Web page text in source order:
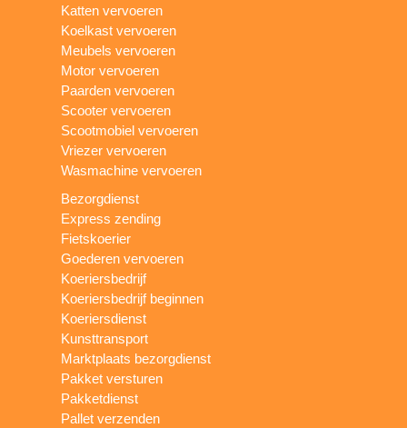
Katten vervoeren
Koelkast vervoeren
Meubels vervoeren
Motor vervoeren
Paarden vervoeren
Scooter vervoeren
Scootmobiel vervoeren
Vriezer vervoeren
Wasmachine vervoeren
Bezorgdienst
Express zending
Fietskoerier
Goederen vervoeren
Koeriersbedrijf
Koeriersbedrijf beginnen
Koeriersdienst
Kunsttransport
Marktplaats bezorgdienst
Pakket versturen
Pakketdienst
Pallet verzenden